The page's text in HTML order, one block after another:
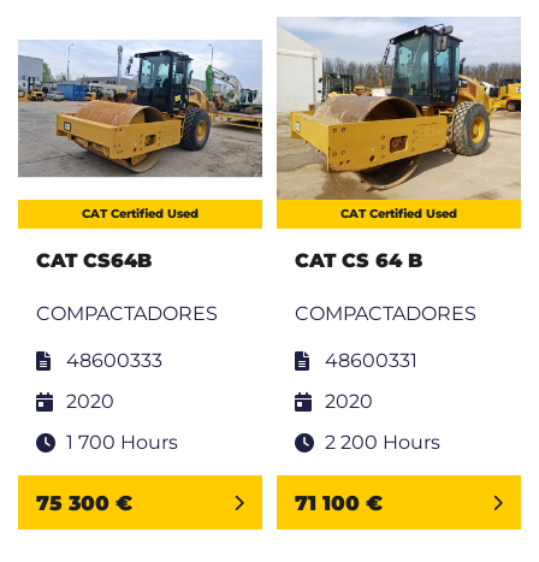
CAT Certified Used
CAT CS64B
COMPACTADORES
48600333
2020
1 700 Hours
75 300 €
CAT Certified Used
CAT CS 64 B
COMPACTADORES
48600331
2020
2 200 Hours
71 100 €